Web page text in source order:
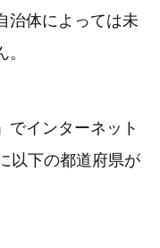
治体によっては未
でインターネット
以下の都道府県が